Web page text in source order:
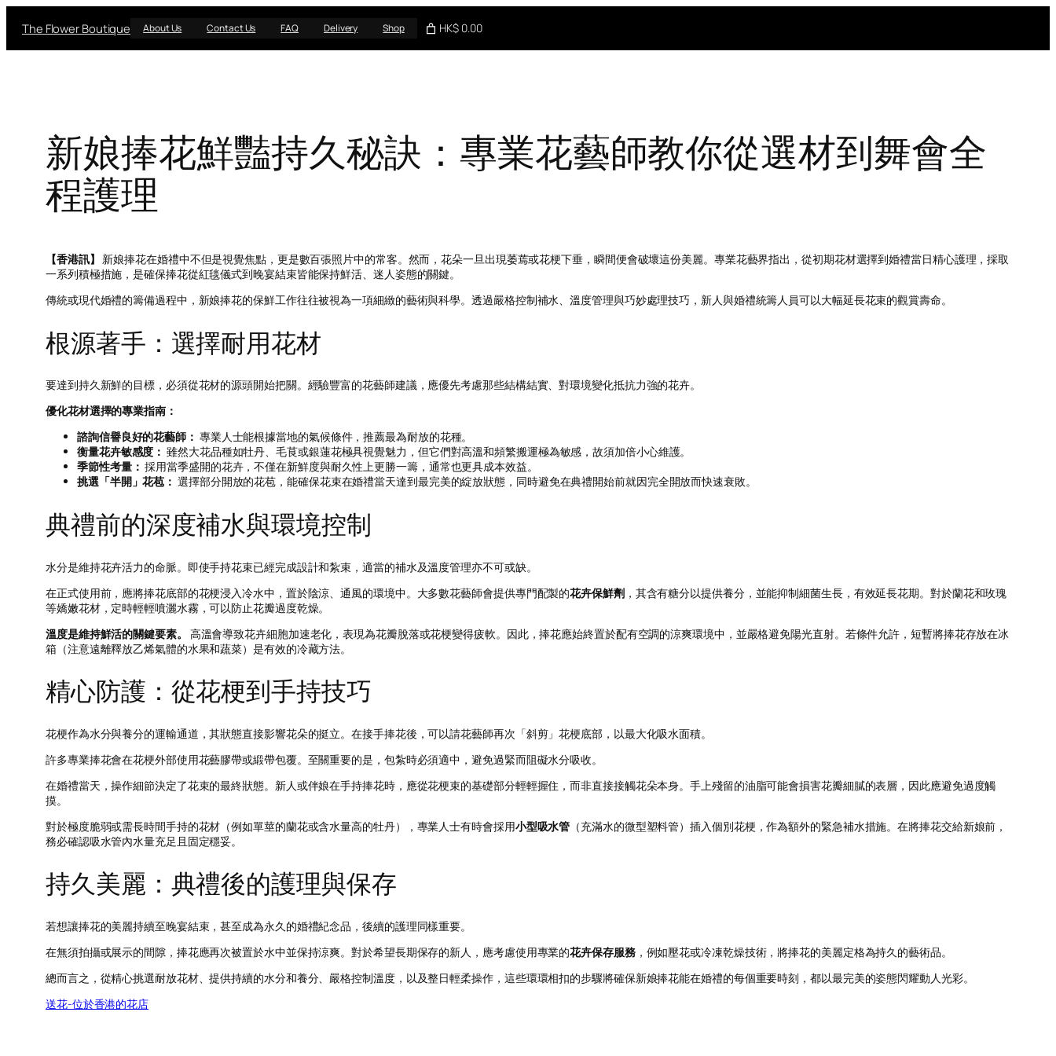
The Flower Boutique About Us Contact Us FAQ Delivery Shop HK$ 0.00
新娘捧花鮮豔持久秘訣：專業花藝師教你從選材到舞會全
程護理
【香港訊】
新娘捧花在婚禮中不但是視覺焦點，更是數百張照片中的常客。然而，花朵一旦出現萎蔫或花梗下垂，瞬間便會破壞這份美麗。專業花藝界指出，從初期花材選擇到婚禮當日精心護理，採取
一系列積極措施，是確保捧花從紅毯儀式到晚宴結束皆能保持鮮活、迷人姿態的關鍵。
傳統或現代婚禮的籌備過程中，新娘捧花的保鮮工作往往被視為一項細緻的藝術與科學。透過嚴格控制補水、溫度管理與巧妙處理技巧，新人與婚禮統籌人員可以大幅延長花束的觀賞壽命。
根源著手：選擇耐用花材
要達到持久新鮮的目標，必須從花材的源頭開始把關。經驗豐富的花藝師建議，應優先考慮那些結構結實、對環境變化抵抗力強的花卉。
優化花材選擇的專業指南：
諮詢信譽良好的花藝師： 專業人士能根據當地的氣候條件，推薦最為耐放的花種。
衡量花卉敏感度： 雖然大花品種如牡丹、毛茛或銀蓮花極具視覺魅力，但它們對高溫和頻繁搬運極為敏感，故須加倍小心維護。
季節性考量： 採用當季盛開的花卉，不僅在新鮮度與耐久性上更勝一籌，通常也更具成本效益。
挑選「半開」花苞： 選擇部分開放的花苞，能確保花束在婚禮當天達到最完美的綻放狀態，同時避免在典禮開始前就因完全開放而快速衰敗。
典禮前的深度補水與環境控制
水分是維持花卉活力的命脈。即使手持花束已經完成設計和紮束，適當的補水及溫度管理亦不可或缺。
在正式使用前，應將捧花底部的花梗浸入冷水中，置於陰涼、通風的環境中。大多數花藝師會提供專門配製的花卉保鮮劑，其含有糖分以提供養分，並能抑制細菌生長，有效延長花期。對於蘭花和玫瑰
等嬌嫩花材，定時輕輕噴灑水霧，可以防止花瓣過度乾燥。
溫度是維持鮮活的關鍵要素。
高溫會導致花卉細胞加速老化，表現為花瓣脫落或花梗變得疲軟。因此，捧花應始終置於配有空調的涼爽環境中，並嚴格避免陽光直射。若條件允許，短暫將捧花存放在冰
箱（注意遠離釋放乙烯氣體的水果和蔬菜）是有效的冷藏方法。
精心防護：從花梗到手持技巧
花梗作為水分與養分的運輸通道，其狀態直接影響花朵的挺立。在接手捧花後，可以請花藝師再次「斜剪」花梗底部，以最大化吸水面積。
許多專業捧花會在花梗外部使用花藝膠帶或緞帶包覆。至關重要的是，包紮時必須適中，避免過緊而阻礙水分吸收。
在婚禮當天，操作細節決定了花束的最終狀態。新人或伴娘在手持捧花時，應從花梗束的基礎部分輕輕握住，而非直接接觸花朵本身。手上殘留的油脂可能會損害花瓣細膩的表層，因此應避免過度觸
摸。
對於極度脆弱或需長時間手持的花材（例如單莖的蘭花或含水量高的牡丹），專業人士有時會採用小型吸水管 （充滿水的微型塑料管）插入個別花梗，作為額外的緊急補水措施。在將捧花交給新娘前，
務必確認吸水管內水量充足且固定穩妥。
持久美麗：典禮後的護理與保存
若想讓捧花的美麗持續至晚宴結束，甚至成為永久的婚禮紀念品，後續的護理同樣重要。
在無須拍攝或展示的間隙，捧花應再次被置於水中並保持涼爽。對於希望長期保存的新人，應考慮使用專業的花卉保存服務，例如壓花或冷凍乾燥技術，將捧花的美麗定格為持久的藝術品。
總而言之，從精心挑選耐放花材、提供持續的水分和養分、嚴格控制溫度，以及整日輕柔操作，這些環環相扣的步驟將確保新娘捧花能在婚禮的每個重要時刻，都以最完美的姿態閃耀動人光彩。
送花-位於香港的花店